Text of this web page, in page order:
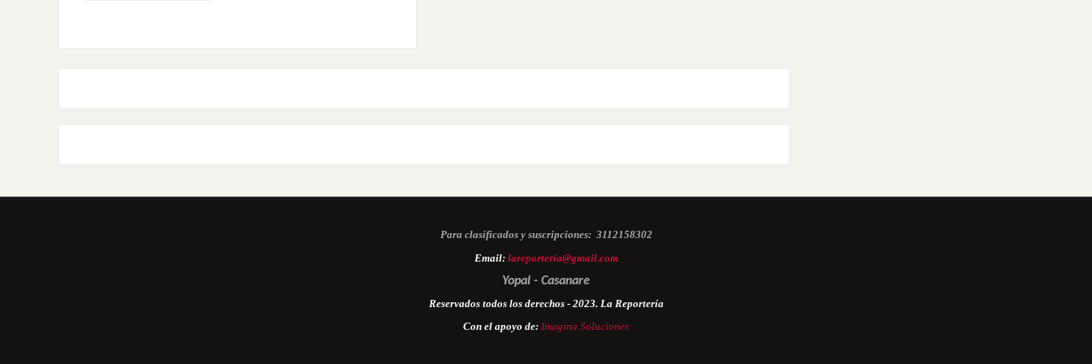
Para clasificados y suscripciones: 3112158302
Email: lareporteria@gmail.com
Yopal - Casanare
Reservados todos los derechos - 2023. La Reportería
Con el apoyo de: Imagina Soluciones